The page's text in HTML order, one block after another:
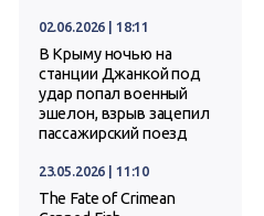
02.06.2026 | 18:11
В Крыму ночью на
станции Джанкой под
удар попал военный
эшелон, взрыв зацепил
пассажирский поезд
23.05.2026 | 11:10
The Fate of Crimean